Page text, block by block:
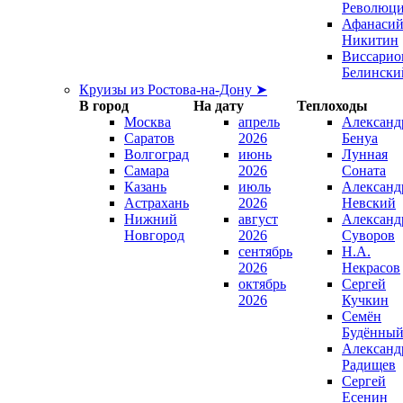
Афанасий
Никитин
Круизы из Ростова-на-Дону ➤
В город
На дату
Теплоходы
Москва
Саратов
Волгоград
Самара
Казань
Астрахань
Нижний
Новгород
апрель
2026
июнь
2026
июль
2026
август
2026
сентябрь
2026
октябрь
2026
Бенуа
Лунная
Соната
Невский
Суворов
Н.А.
Некрасов
Сергей
Кучкин
Семён
Будённый
Радищев
Сергей
Есенин